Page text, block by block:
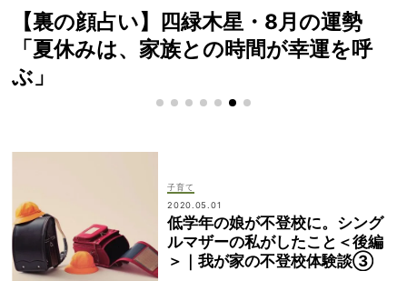
【保育園留学って？】国内で大自然に
れる体験を！親子で参加できる“新しい
選択肢”
子育て
2020.05.01
低学年の娘が不登校に。シング
ルマザーの私がしたこと＜後編
＞｜我が家の不登校体験談③